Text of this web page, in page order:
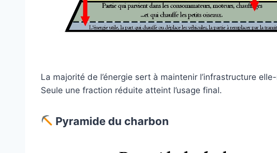
La majorité de l’énergie sert à maintenir l’infrastructure
Seule une fraction réduite atteint l’usage final.
Pyramide du charbon